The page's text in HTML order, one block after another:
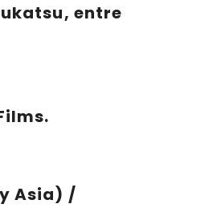
entre
Asia) /